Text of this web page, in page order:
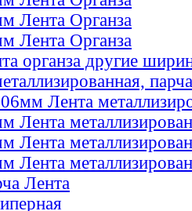
Лента Органза
Лента Органза
органза другие
парча
Лента
Лента
Лента
Лента
Лента